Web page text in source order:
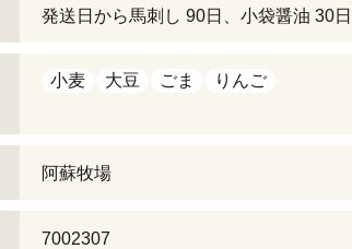
発送日から馬刺し 90日、小袋醤油 30日
小麦 大豆 ごま りんご
阿蘇牧場
7002307